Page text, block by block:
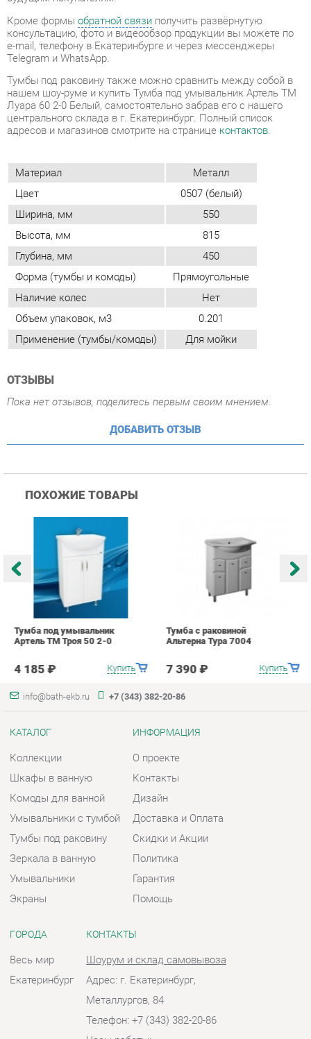
Тумбы под раковину также можно сравнить между собой в
нашем шоу-руме и купить Тумба под умывальник Артель ТМ
Луара 60 2-0 Белый, самостоятельно забрав его с нашего
центрального склада в г. Екатеринбург. Полный список
адресов и магазинов смотрите на странице
контактов
Материал
Металл
Цвет
0507 (белый)
Ширина, мм
550
Глубина, мм
450
Форма (тумбы и комоды)
Прямоугольные
Наличие колес
Нет
Объем упаковок, м3
0.201
Применение (тумбы/комоды)
Для мойки
ОТЗЫВЫ
Пока нет отзывов, поделитесь первым своим мнением.
ДОБАВИТЬ ОТЗЫВ
ПОХОЖИЕ ТОВАРЫ
Купить
Тумба под умывальник
Артель ТМ Троя 50 2-0
4 185 ₽ Купить
Альтерна Тура 7004
info@bath-ekb.ru
КАТАЛОГ
Шкафы в ванную
Комоды для ванной
Умывальники с тумбой
Тумбы под раковину
Зеркала в ванную
Умывальники
Экраны
ИНФОРМАЦИЯ
Контакты
Дизайн
Доставка и Оплата
Скидки и Акции
Политика
Гарантия
Помощь
КОНТАКТЫ
Отправить сообщение
© 2009-2026 Ванная-Екатеринбург